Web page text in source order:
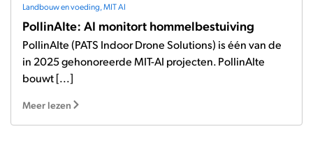
Landbouw en voeding MIT AI
PollinAIte: AI monitort hommelbestuiving
PollinAIte (PATS Indoor Drone Solutions) is één van de
in 2025 gehonoreerde MIT-AI projecten. PollinAIte
bouwt [...]
Meer lezen